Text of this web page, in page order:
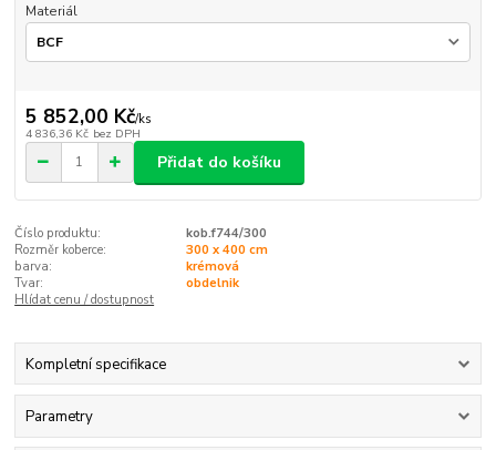
Materiál
5 852,00 Kč/ks
4 836,36 Kč bez DPH
Přidat do košíku
Číslo produktu:
kob.f744/300
Rozměr koberce:
300 x 400 cm
barva:
krémová
Tvar:
obdelnik
Hlídat cenu / dostupnost
Kompletní specifikace
Parametry